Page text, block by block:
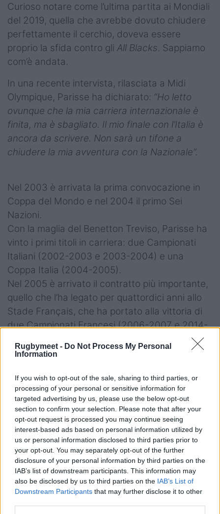
Rugbymeet - Do Not Process My Personal
Information
If you wish to opt-out of the sale, sharing to third parties, or
processing of your personal or sensitive information for
targeted advertising by us, please use the below opt-out
section to confirm your selection. Please note that after your
opt-out request is processed you may continue seeing
interest-based ads based on personal information utilized by
us or personal information disclosed to third parties prior to
your opt-out. You may separately opt-out of the further
disclosure of your personal information by third parties on the
IAB’s list of downstream participants. This information may
also be disclosed by us to third parties on the IAB’s List of
Downstream Participants that may further disclose it to other
Curioso notare come l’ultima partita ai Mondiali
del 2019, quella che avrebbe dovuto chiudere
perfettamente il cerchio, doveva essere
proprio la sfida contro gli All Blacks. Sappiamo
com’è andata.
In una recente intervista, rilasciata a Midi
Olympique, Parisse ha dichiarato: “Ho letto
ovunque che la mia carriera internazionale è
finita, ma è sbagliato. Il mio finale con l’Italia è
ancora da scrivere. Non sarà un tifone a
chiudere la mia avventura con la Nazionale”.
Nel 2003 è arrivata la prima convocazione in
Coppa del Mondo e nel 2004 il primo Sei
Nazioni.
Con la maglia del Benetton Treviso, Parisse ha
vinto i primi titoli in carriera: due Campionati
Italiani (2002-2003 e 2003-2004) e una
Coppa Italia (2004-2005).
Nel 2005 è arrivato il contratto più importante,
quello che l’ha legato per quattordici anni allo
Stade Français, che ha portato alla vittoria di
due Campionati Francesi (2006-2007 e 2014-
(2016-2017) -
dopo aver perso la Finale nella stagione 2010-
In mezzo a queste pagine, c’è stata la nomina a
capitano della Nazionale, sotto la guida del C.T.
Nick Mallet, la centesima presenza in maglia
azzurra (lo stesso giorno di Martin
Castrogiovanni, 16 novembre 2013) è diventato
il giocatore più presente (ad oggi) nella storia
del 6 Nazioni (69 caps) il più presente in
Nazionale, tre inviti nei Barbarians, due volte
nominato per il miglior giocatore dell’anno